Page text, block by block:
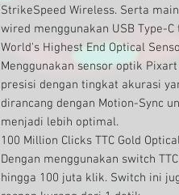
StrikeSpeed Wireless. Serta
wired menggunakan USB Type-
World's Highest End Optical
Menggunakan sensor optik
presisi dengan tingkat akurasi
dirancang dengan Motion-Sync
menjadi lebih optimal.
100 Million Clicks TTC Gold
Dengan menggunakan switch
hingga 100 juta klik. Switch ini